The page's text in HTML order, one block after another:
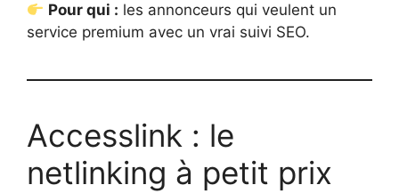
Pour qui : les annonceurs qui veulent un
service premium avec un vrai suivi SEO.
Accesslink : le
netlinking à petit prix